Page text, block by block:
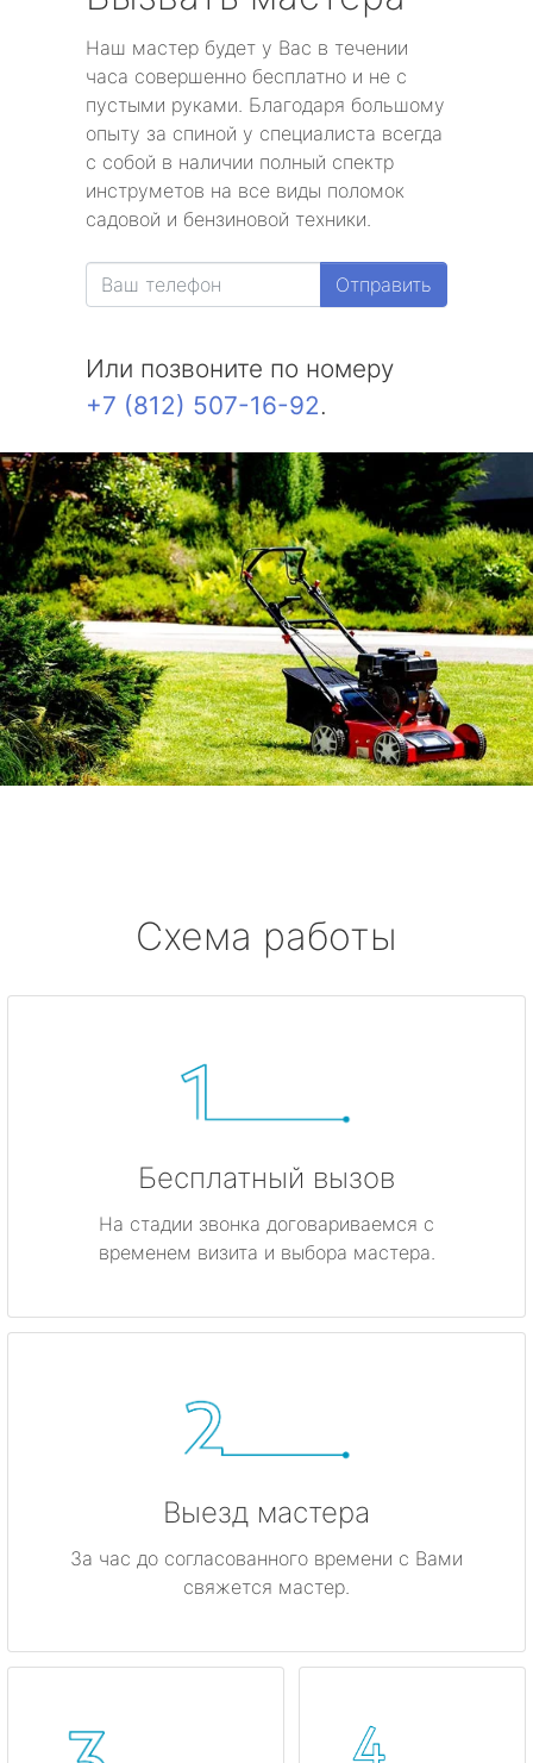
Наш мастер будет у Вас в течении
часа совершенно бесплатно и не с
пустыми руками. Благодаря большому
опыту за спиной у специалиста всегда
с собой в наличии полный спектр
инструметов на все виды поломок
садовой и бензиновой техники.
Отправить
Или позвоните по номеру
+7 (812) 507-16-92.
Схема работы
Бесплатный вызов
На стадии звонка договариваемся с
временем визита и выбора мастера.
Выезд мастера
За час до согласованного времени с Вами
свяжется мастер.